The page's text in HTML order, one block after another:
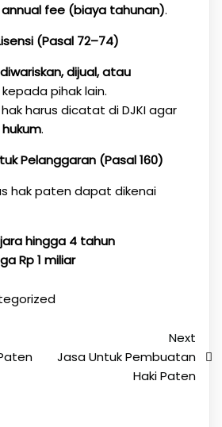
annual fee (biaya tahunan).
(Pasal 72–74)
diwariskan, dijual, atau
pihak lain.
harus dicatat di DJKI agar
.
Pelanggaran (Pasal 160)
hak paten dapat dikenai
hingga 4 tahun
Rp 1 miliar
Next
Jasa Untuk Pembuatan
Haki Paten